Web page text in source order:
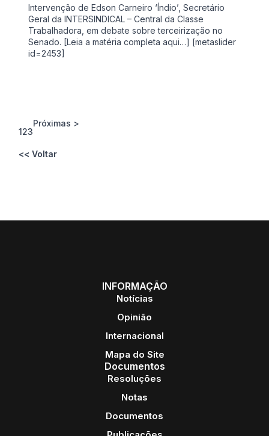
Intervenção de Edson Carneiro ‘Índio’, Secretário
Geral da INTERSINDICAL – Central da Classe
Trabalhadora, em debate sobre terceirização no
Senado. [Leia a matéria completa aqui…] [metaslider
id=2453]
123
Próximas >
<< Voltar
INFORMAÇÃO
Notícias
Opinião
Internacional
Mapa do Site
Documentos
Resoluções
Notas
Documentos